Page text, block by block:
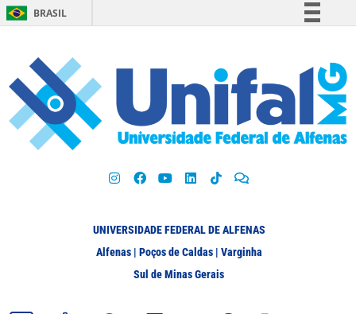
BRASIL
Participe
Acesso à informação
Legislação
UNIVERSIDADE FEDERAL DE ALFENAS
Alfenas | Poços de Caldas | Varginha
Sul de Minas Gerais